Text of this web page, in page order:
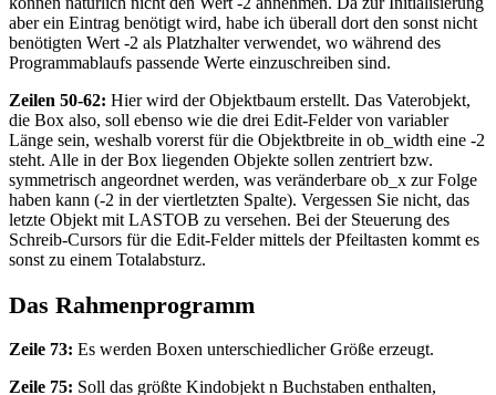
aber ein Eintrag benötigt wird, habe ich überall dort den sonst nicht
benötigten Wert -2 als Platzhalter verwendet, wo während des
Programmablaufs passende Werte einzuschreiben sind.
Zeilen 50-62: Hier wird der Objektbaum erstellt. Das Vaterobjekt,
die Box also, soll ebenso wie die drei Edit-Felder von variabler
Länge sein, weshalb vorerst für die Objektbreite in ob_width eine -2
steht. Alle in der Box liegenden Objekte sollen zentriert bzw.
symmetrisch angeordnet werden, was veränderbare ob_x zur Folge
haben kann (-2 in der viertletzten Spalte). Vergessen Sie nicht, das
letzte Objekt mit LASTOB zu versehen. Bei der Steuerung des
Schreib-Cursors für die Edit-Felder mittels der Pfeiltasten kommt es
sonst zu einem Totalabsturz.
Das Rahmenprogramm
Zeile 73: Es werden Boxen unterschiedlicher Größe erzeugt.
Zeile 75: Soll das größte Kindobjekt n Buchstaben enthalten,